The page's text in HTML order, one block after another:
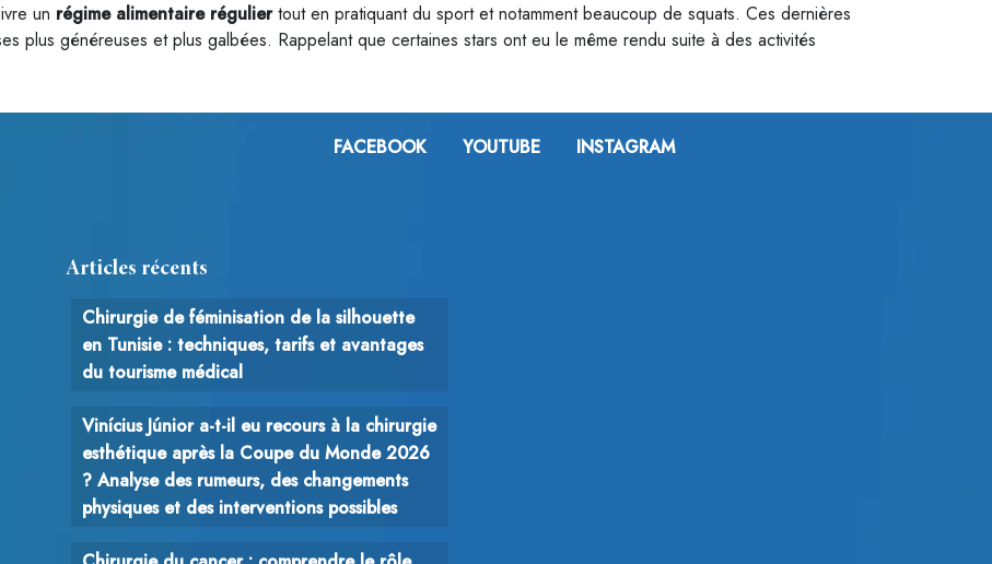
un régime alimentaire réguliertout en pratiquant du sport et notamment beaucoup de squats. Ces dernières
plus généreuses et plus galbées. Rappelant que certaines stars ont eu le même rendu suite à des activités
FACEBOOK YOUTUBE INSTAGRAM
Articles récents
Chirurgie de féminisation de la silhouette
en Tunisie : techniques, tarifs et avantages
du tourisme médical
Vinícius Júnior a-t-il eu recours à la chirurgie
esthétique après la Coupe du Monde 2026
? Analyse des rumeurs, des changements
physiques et des interventions possibles